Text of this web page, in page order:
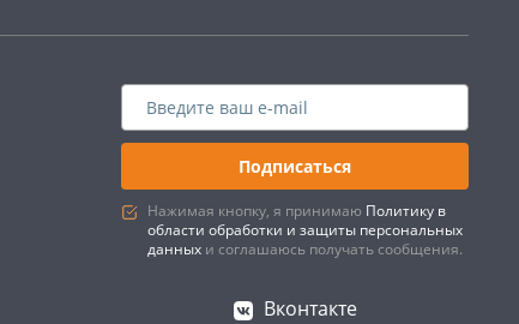
Подписаться
Нажимая кнопку, я принимаю Политику в
области обработки и защиты персональных
данных и соглашаюсь получать сообщения.
Вконтакте